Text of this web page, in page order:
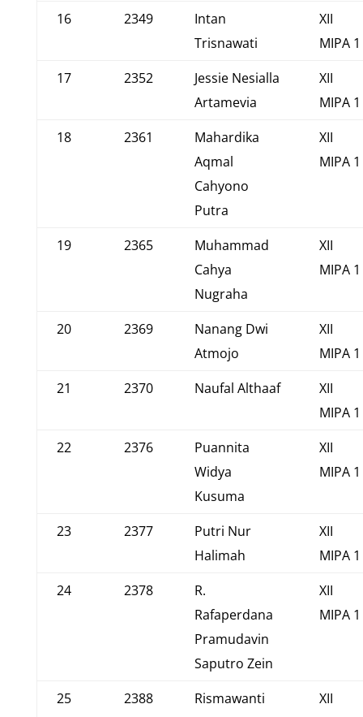
16
2349
Intan
Trisnawati
XII
MIPA 1
17
2352
Jessie Nesialla
Artamevia
XII
MIPA 1
18
2361
Mahardika
Aqmal
Cahyono
Putra
XII
MIPA 1
19 2365
Muhammad
Cahya
Nugraha
XII
MIPA 1
20 2369
Nanang Dwi
Atmojo
XII
MIPA 1
21
2370 Naufal Althaaf
XII
MIPA 1
22
2376
Puannita
Widya
Kusuma
XII
MIPA 1
23 2377
Putri Nur
Halimah
XII
MIPA 1
24
2378
R.
Rafaperdana
Pramudavin
Saputro Zein
XII
MIPA 1
25 2388 Rismawanti
XII